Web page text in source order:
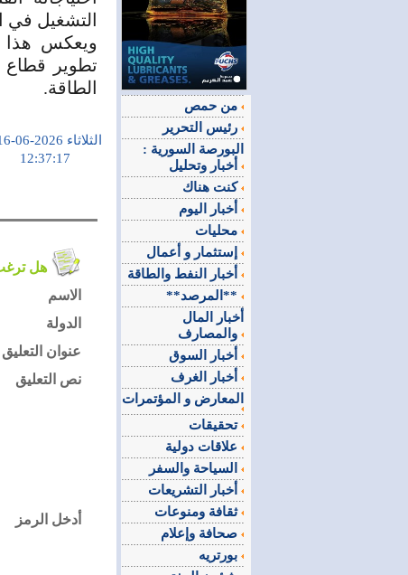
التشغيل في
ويعكس هذا
تطوير قطاع
الطاقة.‏
الثلاثاء 2026-06-16
هل ترغب في التعليق على الموضوع ؟
الاسم
الدولة
عنوان التعليق
نص التعليق
أدخل الرمز
البورصة السورية :
كنت هناك
**المرصد**
أخبار المال
المعارض و المؤتمرات
تحقيقات
ثقافة ومنوعات